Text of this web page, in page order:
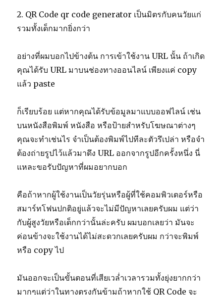
2. QR Code qr code generator เป็นมิตรกับคนวัยแก่
รวมทั้งเด็กมากยิ่งกว่า
อย่างที่ผมบอกไปข้างต้น การเข้าใช้งาน URL นั้น ถ้าเกิด
คุณได้รับ URL มาบนช่องทางออนไลน์ เพียงแค่ copy
แล้ว paste
ก็เรียบร้อย แต่หากคุณได้รับข้อมูลมาแบบออฟไลน์ เช่น
บนหนังสือพิมพ์ หนังสือ หรือป้ายสำหรับโฆษณาต่างๆ
คุณจะทำเช่นไร จำเป็นต้องพิมพ์ไปทีละตัวรึเปล่า หรือจำ
ต้องถ่ายรูปไว้แล้วมาดึง URL ออกจากรูปอีกครั้งหนึ่ง นี่
แหละขอรับปัญหาที่ผมอยากบอก
คือถ้าหากผู้ใช้งานเป็นวัยรุ่นหรือผู้ที่ใช้คอมพิวเตอร์หรือ
สมาร์ทโฟนปกติอยู่แล้วจะไม่มีปัญหาเลยครับผม แต่ว่า
กับผู้สูงวัยหรือเด็กกว่านั้นล่ะครับ ผมบอกเลยว่า มันจะ
ค่อนข้างจะใช้งานได้ไม่สะดวกเลยครับผม กว่าจะพิมพ์
หรือ copy ไป
มันออกจะเป็นขั้นตอนที่เสียเวล่ำเวลารวมทั้งยุ่งยากกว่า
มากๆแต่ว่าในทางตรงกันข้ามถ้าหากใช้ QR Code จะ